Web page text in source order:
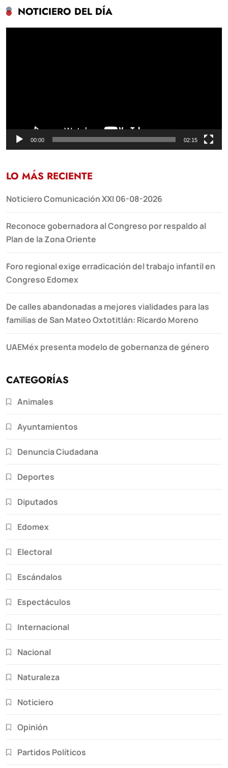
NOTICIERO DEL DÍA
00:00 02:15
LO MÁS RECIENTE
Noticiero Comunicación XXI 06-08-2026
Reconoce gobernadora al Congreso por respaldo al
Plan de la Zona Oriente
Foro regional exige erradicación del trabajo infantil en
Congreso Edomex
De calles abandonadas a mejores vialidades para las
familias de San Mateo Oxtotitlán: Ricardo Moreno
UAEMéx presenta modelo de gobernanza de género
CATEGORÍAS
Animales
Ayuntamientos
Denuncia Ciudadana
Deportes
Diputados
Edomex
Electoral
Escándalos
Espectáculos
Internacional
Nacional
Naturaleza
Noticiero
Opinión
Partidos Políticos